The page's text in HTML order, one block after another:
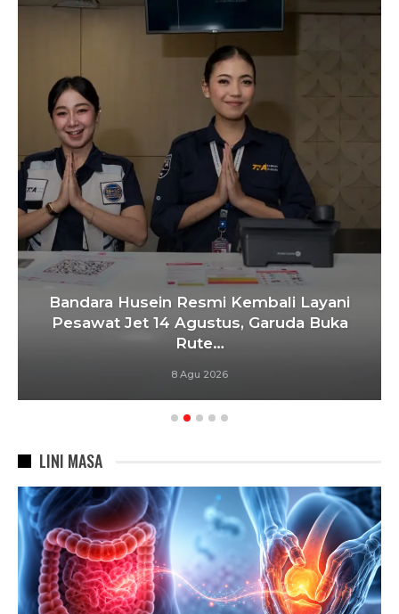
Bandara Husein Resmi Kembali Layani
Pesawat Jet 14 Agustus, Garuda Buka
Rute…
8 Agu 2026
LINI MASA